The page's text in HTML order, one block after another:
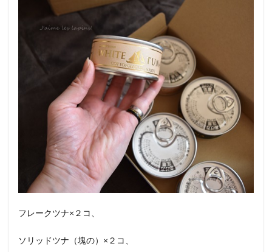
フレークツナ×２コ、
ソリッドツナ（塊の）×２コ、